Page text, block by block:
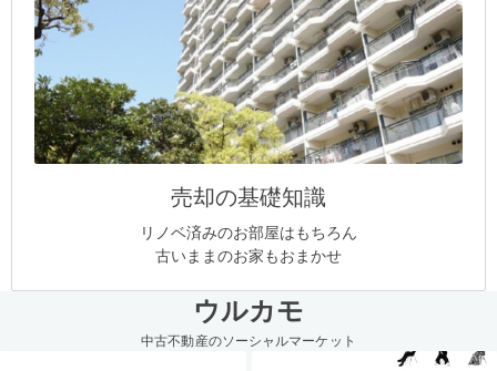
売却の基礎知識
リノベ済みのお部屋はもちろん
古いままのお家もおまかせ
ウルカモ
中古不動産のソーシャルマーケット